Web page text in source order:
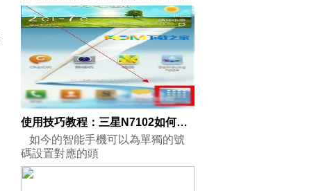
大家分
使用技巧教程：三星N7102如何設置聯系人頭像？
如今的智能手機可以為單獨的號
碼設置對應的頭